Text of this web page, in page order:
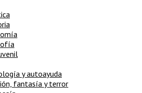
y autoayuda
fantasía y terror